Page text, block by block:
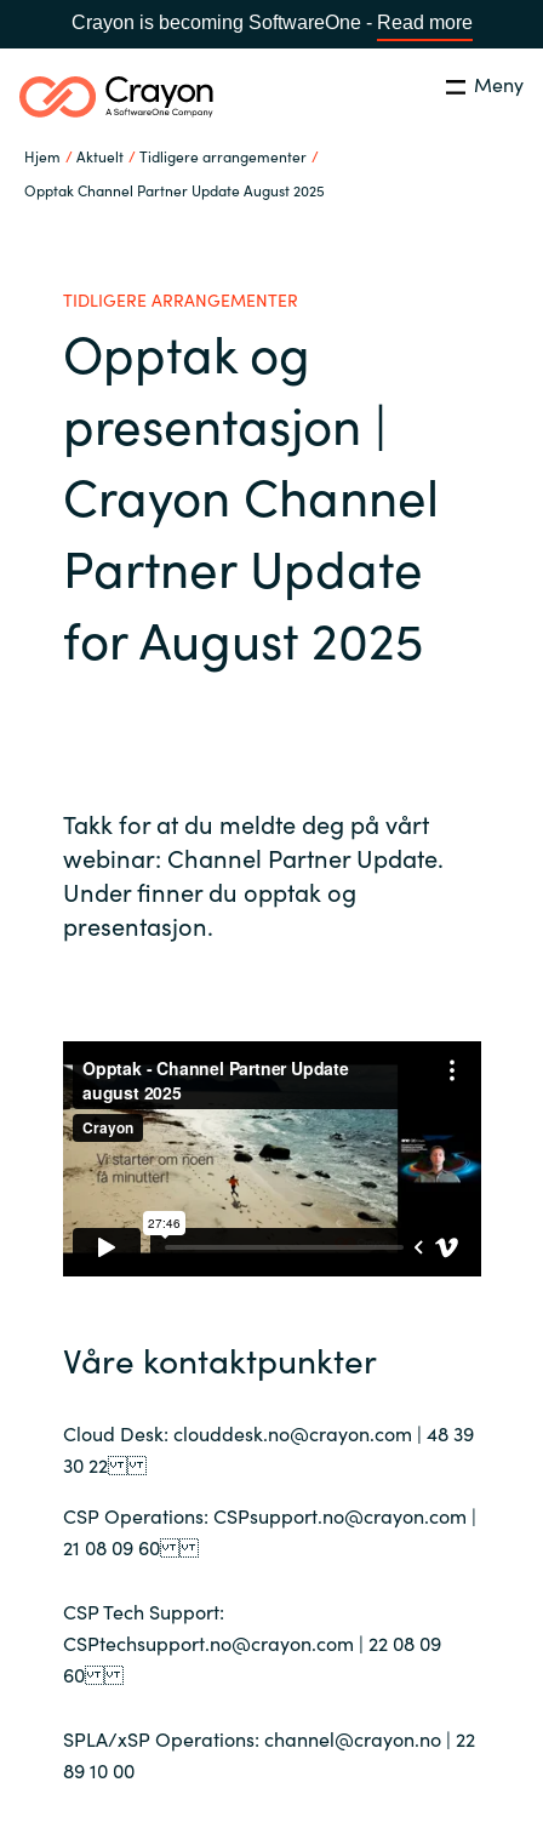
Crayon is becoming SoftwareOne - Read more
Meny
Hjem Aktuelt
Tidligere arrangementer
Opptak Channel Partner Update August 2025
Africa
Australia
Austria
Bulgaria
Czechia
Finland
France
Iceland
India
Indonesia
Kingdom of Saudi Arabia
Latvia
Lithuania
Netherlands
Oman
Søk Lukk
Hva gjør vi
Karriere
Aktuelt
Samarbeidspartnere
Channel partner
TIDLIGERE ARRANGEMENTER
Opptak og
presentasjon |
Crayon Channel
Partner Update
for August 2025
Takk for at du meldte deg på vårt
webinar: Channel Partner Update.
Under finner du opptak og
presentasjon.
Våre kontaktpunkter
Cloud Desk: clouddesk.no@crayon.com | 48 39
30 22
CSP Operations: CSPsupport.no@crayon.com |
21 08 09 60
CSP Tech Support:
CSPtechsupport.no@crayon.com | 22 08 09
60
SPLA/xSP Operations: channel@crayon.no | 22
89 10 00